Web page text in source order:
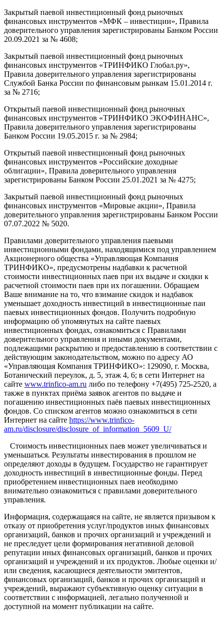
Закрытый паевой инвестиционный фонд рыночных
финансовых инструментов «МФК – инвестиции», Правила
доверительного управления зарегистрированы Банком России
20.09.2021 за № 4608;
Закрытый паевой инвестиционный фонд рыночных
финансовых инструментов «ТРИНФИКО Глобал.ру»,
Правила доверительного управления зарегистрированы
Службой Банка России по финансовым рынкам 15.01.2014 г.
за № 2716;
Открытый паевой инвестиционный фонд рыночных
финансовых инструментов «ТРИНФИКО ЭКОФИНАНС»,
Правила доверительного управления зарегистрированы
Банком России 19.05.2015 г. за № 2984;
Открытый паевой инвестиционный фонд рыночных
финансовых инструментов «Российские доходные
облигации», Правила доверительного управления
зарегистрированы Банком России 25.01.2021 за № 4275;
Закрытый паевой инвестиционный фонд рыночных
финансовых инструментов «Мировые акции», Правила
доверительного управления зарегистрированы Банком России
07.07.2022 № 5020.
Правилами доверительного управления паевыми
инвестиционными фондами, находящимися под управлением
Акционерного общества «Управляющая Компания
ТРИНФИКО», предусмотрены надбавки к расчетной
стоимости инвестиционных паев при их выдаче и скидки к
расчетной стоимости паев при их погашении. Обращаем
Ваше внимание на то, что взимание скидок и надбавок
уменьшает доходность инвестиций в инвестиционные паи
паевых инвестиционных фондов. Получить подробную
информацию об упомянутых на сайте паевых
инвестиционных фондах, ознакомиться с Правилами
доверительного управления и иными документами,
подлежащими раскрытию и предоставлению в соответствии с
действующим законодательством, можно по адресу АО
«Управляющая Компания ТРИНФИКО»: 129090, г. Москва,
Ботанический переулок, д. 5, этаж 4, 6; в сети Интернет на
сайте www.trinfico-аm.ru либо по телефону +7(495) 725-2520, а
также в пунктах приёма заявок агентов по выдаче и
погашению инвестиционных паёв паевых инвестиционных
фондов. Со списком агентов можно ознакомиться в сети
Интернет на сайте https://www.trinfico-
am.ru/disclosure/disclosure_of_information_5609_U/
Стоимость инвестиционных паев может увеличиваться и
уменьшаться. Результаты инвестирования в прошлом не
определяют доходы в будущем. Государство не гарантирует
доходность инвестиций в инвестиционные фонды. Перед
приобретением инвестиционных паев необходимо
внимательно ознакомиться с правилами доверительного
управления.
Информация, содержащаяся на сайте, не является призывом к
отказу от приобретения услуг/продуктов иных финансовых
организаций, банков и прочих организаций и учреждений и
не преследует цели формирования негативной деловой
репутации иных финансовых организаций, банков и прочих
организаций и учреждений и их продуктов. Любые оценки и/
или сведения, касающиеся деятельности эмитентов,
финансовых организаций, банков и прочих организаций и
учреждений, выражают субъективную оценку ситуации в
соответствии с информацией, легально полученной и
доступной на момент публикации на сайте.